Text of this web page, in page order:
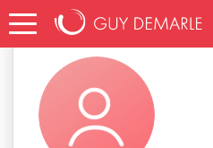
Accueil magaliq_e340